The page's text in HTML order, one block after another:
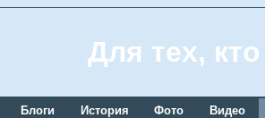
Для тех,
Блоги История Фото Видео